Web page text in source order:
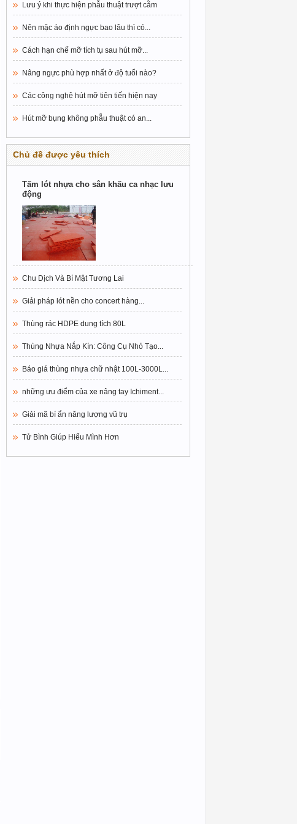
Lưu ý khi thực hiện phẫu thuật trượt cằm
Nên mặc áo định ngực bao lâu thì có...
Cách hạn chế mỡ tích tụ sau hút mỡ...
Nâng ngực phù hợp nhất ở độ tuổi nào?
Các công nghệ hút mỡ tiên tiến hiện nay
Hút mỡ bụng không phẫu thuật có an...
Chủ đề được yêu thích
Tấm lót nhựa cho sân khấu ca nhạc lưu
động
Chu Dịch Và Bí Mật Tương Lai
Giải pháp lót nền cho concert hàng...
Thùng rác HDPE dung tích 80L
Thùng Nhựa Nắp Kín: Công Cụ Nhỏ Tạo...
Báo giá thùng nhựa chữ nhật 100L-3000L...
những ưu điểm của xe nâng tay Ichiment...
Giải mã bí ẩn năng lượng vũ trụ
Tử Bình Giúp Hiểu Mình Hơn